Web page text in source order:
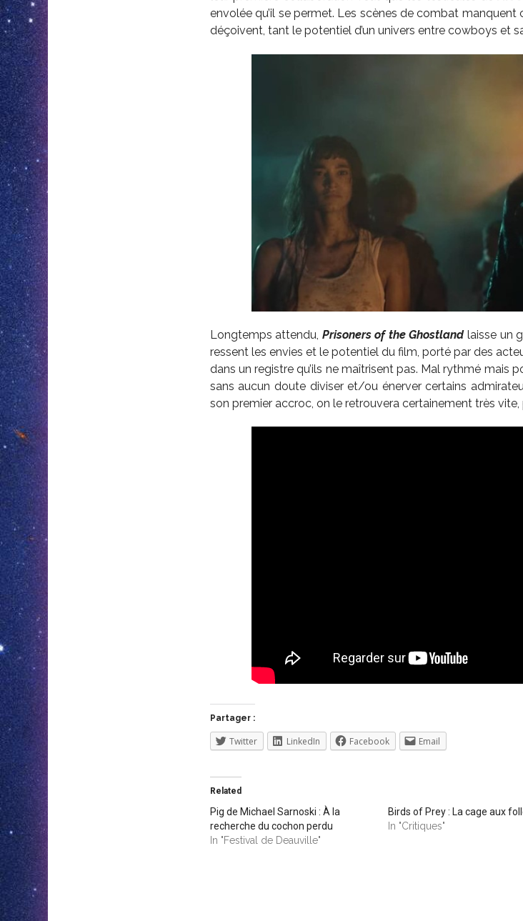
envolée qu’il se permet. Les scènes de combat
déçoivent, tant le potentiel d’un univers entre cowboys et
Longtemps attendu, Prisoners of the Ghostlandlaisse un
ressent les envies et le potentiel du film, porté par des
dans un registre qu’ils ne maîtrisent pas. Mal rythmé mais
sans aucun doute diviser et/ou énerver certains
son premier accroc, on le retrouvera certainement très
Partager :
Twitter LinkedIn Facebook Email
Related
Pig de Michael Sarnoski : À la
recherche du cochon perdu
In "Festival de Deauville"
Birds of Prey : La cage aux
In "Critiques"